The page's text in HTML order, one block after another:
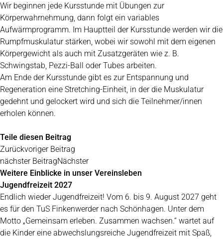
Wir beginnen jede Kursstunde mit Übungen zur
Körperwahrnehmung, dann folgt ein variables
Aufwärmprogramm. Im Hauptteil der Kursstunde werden wir die
Rumpfmuskulatur stärken, wobei wir sowohl mit dem eigenen
Körpergewicht als auch mit Zusatzgeräten wie z. B.
Schwingstab, Pezzi-Ball oder Tubes arbeiten.
Am Ende der Kursstunde gibt es zur Entspannung und
Regeneration eine Stretching-Einheit, in der die Muskulatur
gedehnt und gelockert wird und sich die Teilnehmer/innen
erholen können.
Teile diesen Beitrag
Zurückvoriger Beitrag
nächster BeitragNächster
Weitere Einblicke in unser Vereinsleben
Jugendfreizeit 2027
Endlich wieder Jugendfreizeit! Vom 6. bis 9. August 2027 geht
es für den TuS Finkenwerder nach Schönhagen. Unter dem
Motto „Gemeinsam erleben. Zusammen wachsen.“ wartet auf
die Kinder eine abwechslungsreiche Jugendfreizeit mit Spaß,